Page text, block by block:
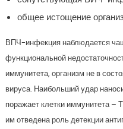
общее истощение
ВПЧ-инфекция наблюдается
функциональной
иммунитета, организм не в
вируса. Наибольший удар
поражает клетки иммунитета –
им отведена роль детекции